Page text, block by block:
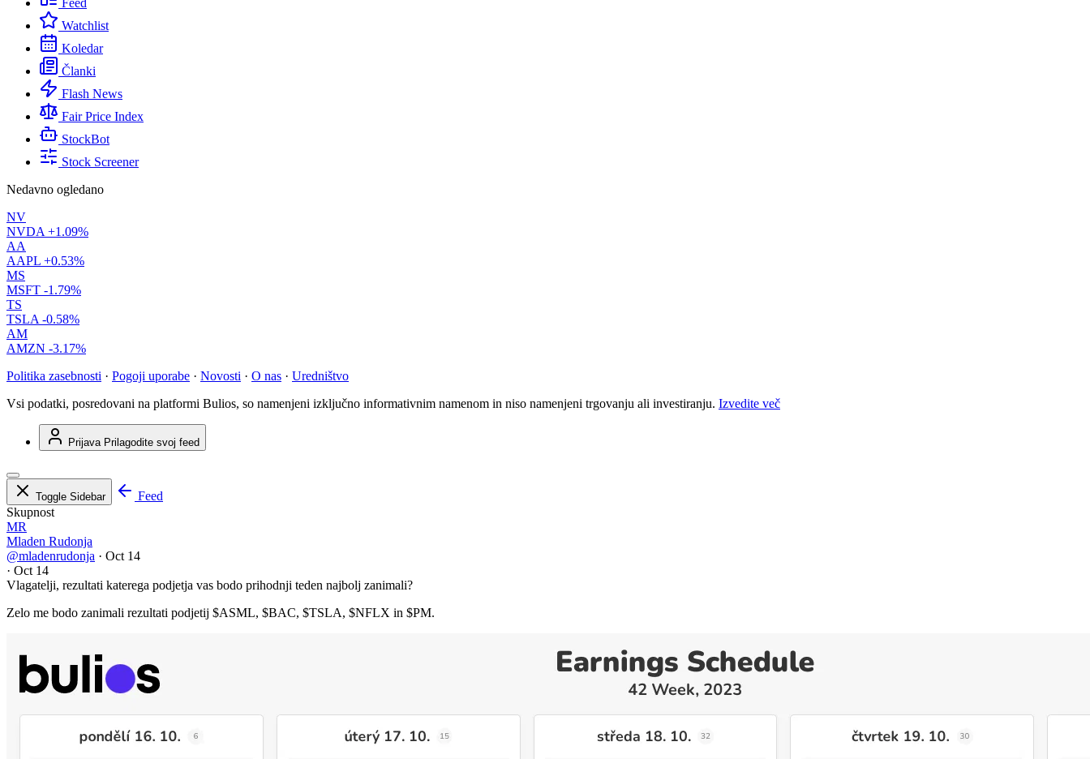
Feed
Watchlist
Koledar
Članki
Flash News
Fair Price Index
StockBot
Stock Screener
Nedavno ogledano
NV
NVDA +1.09%
AA
AAPL +0.53%
MS
MSFT -1.79%
TS
TSLA -0.58%
AM
AMZN -3.17%
Politika zasebnosti · Pogoji uporabe · Novosti · O nas · Uredništvo
Vsi podatki, posredovani na platformi Bulios, so namenjeni izključno informativnim namenom in niso namenjeni trgovanju ali investiranju. Izvedite več
Prijava Prilagodite svoj feed
Toggle Sidebar
Feed
Skupnost
MR
Mladen Rudonja
@mladenrudonja · Oct 14
· Oct 14
Vlagatelji, rezultati katerega podjetja vas bodo prihodnji teden najbolj zanimali?
Zelo me bodo zanimali rezultati podjetij $ASML, $BAC, $TSLA, $NFLX in $PM.